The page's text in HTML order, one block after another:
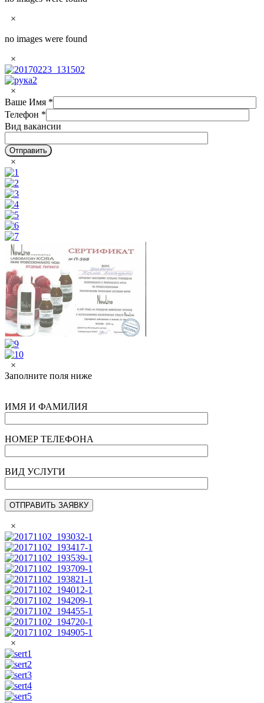
×
no images were found
×
×
Ваше Имя *
Телефон *
Вид вакансии
×
×
Заполните поля ниже
ИМЯ И ФАМИЛИЯ
НОМЕР ТЕЛЕФОНА
ВИД УСЛУГИ
×
×